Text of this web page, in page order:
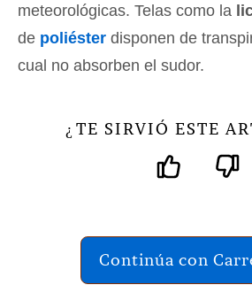
meteorológicas. Telas como la
de poliéster disponen de
cual no absorben el sudor.
¿ TE SIRVIÓ ESTE
Continúa con